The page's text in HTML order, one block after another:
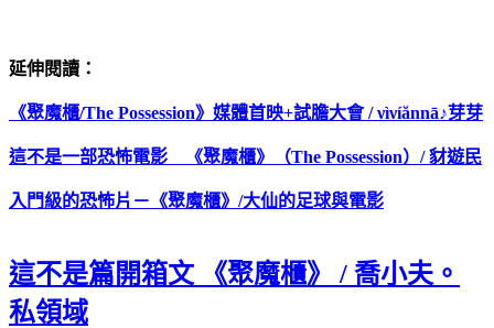
延伸閱讀：
《聚魔櫃/The Possession》媒體首映+試膽大會 /νìνíănnā♪芽芽
這不是一部恐怖電影 《聚魔櫃》（The Possession）/ 豺遊民
入門級的恐怖片－ 《聚魔櫃》/大仙的足球與電影
這不是篇開箱文 《聚魔櫃》 / 喬小夫。
私領域